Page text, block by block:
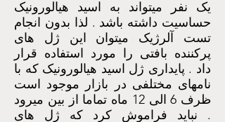
یک نفر میتواند به اسید هیالورونیک
حساسیت داشته باشد . لذا بدون انجام
تست آلرژیک میتوان این ژل های
پرکننده بافتی را مورد استفاده قرار
داد . پایداری ژل اسید هیالورونیک که با
نامهای مختلفی در بازار موجود است
ظرف 6 الی 12 ماه تماما از بین میرود
. نباید فراموش کرد که ژل های